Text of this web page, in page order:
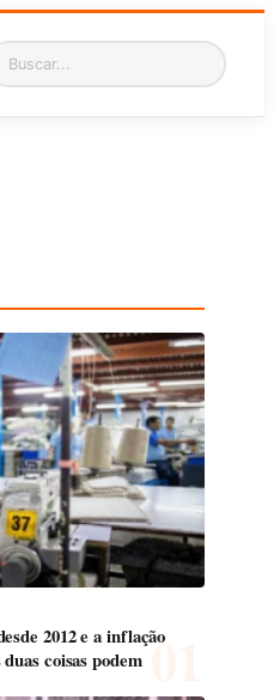
2012 e a inflação
coisas podem